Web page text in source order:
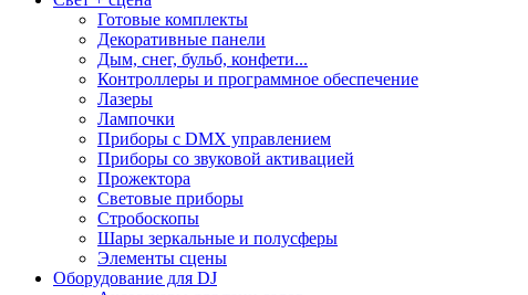
Готовые комплекты
Декоративные панели
Дым, снег, бульб, конфети...
Контроллеры и программное обеспечение
Лазеры
Лампочки
Приборы с DMX управлением
Приборы со звуковой активацией
Прожектора
Световые приборы
Стробоскопы
Шары зеркальные и полусферы
Элементы сцены
Оборудование для DJ